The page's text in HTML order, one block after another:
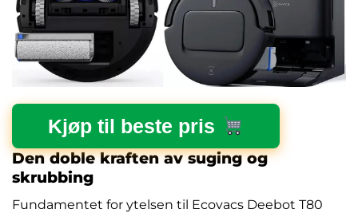
Kjøp til beste pris
Den doble kraften av suging og
skrubbing
Fundamentet for ytelsen til Ecovacs Deebot T80